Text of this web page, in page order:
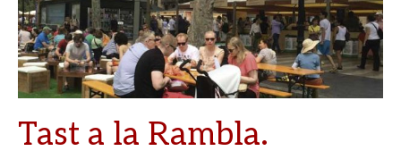
Tast a la Rambla.